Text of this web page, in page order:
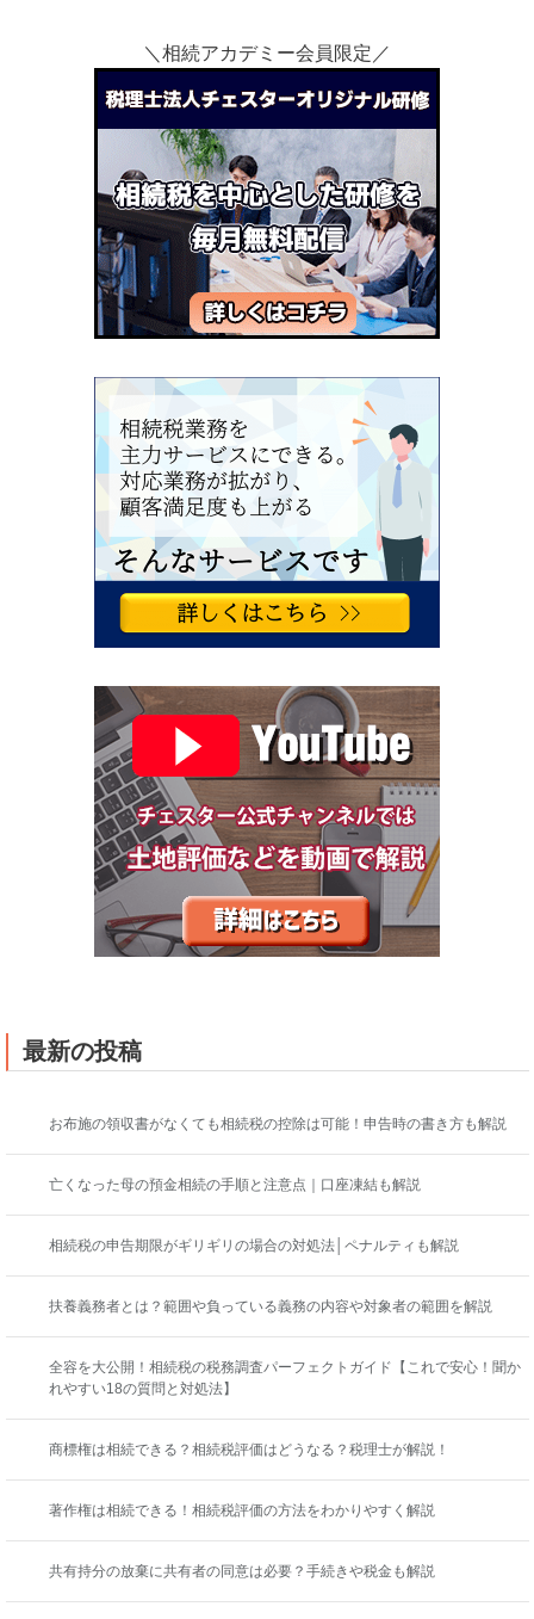
＼相続アカデミー会員限定／
最新の投稿
お布施の領収書がなくても相続税の控除は可能！申告時の書き方も解説
亡くなった母の預金相続の手順と注意点｜口座凍結も解説
相続税の申告期限がギリギリの場合の対処法│ペナルティも解説
扶養義務者とは？範囲や負っている義務の内容や対象者の範囲を解説
全容を大公開！相続税の税務調査パーフェクトガイド【これで安心！聞か
れやすい18の質問と対処法】
商標権は相続できる？相続税評価はどうなる？税理士が解説！
著作権は相続できる！相続税評価の方法をわかりやすく解説
共有持分の放棄に共有者の同意は必要？手続きや税金も解説